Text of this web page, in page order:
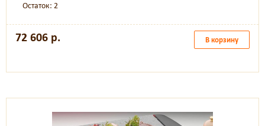
Остаток: 2
72 606 р. В корзину